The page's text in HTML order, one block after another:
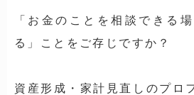
「お金のことを相談できる
る」ことをご存じですか？
資産形成・家計見直しのプロ